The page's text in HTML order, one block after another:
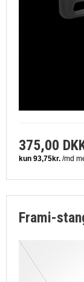
375,00
Frami-